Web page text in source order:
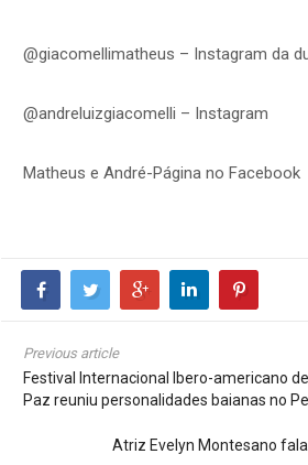
@giacomellimatheus – Instagram da
@andreluizgiacomelli – Instagram
Matheus e André-Página no Facebook
Previous article
Festival Internacional Ibero-americano
Paz reuniu personalidades baianas no
Atriz Evelyn Montesano